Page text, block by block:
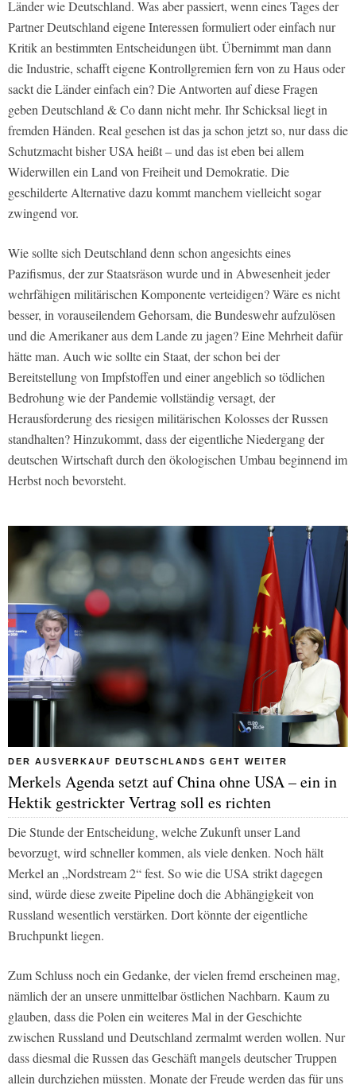
Länder wie Deutschland. Was aber passiert, wenn eines Tages der
Partner Deutschland eigene Interessen formuliert oder einfach nur
Kritik an bestimmten Entscheidungen übt. Übernimmt man dann
die Industrie, schafft eigene Kontrollgremien fern von zu Haus oder
sackt die Länder einfach ein? Die Antworten auf diese Fragen
geben Deutschland & Co dann nicht mehr. Ihr Schicksal liegt in
fremden Händen. Real gesehen ist das ja schon jetzt so, nur dass die
Schutzmacht bisher USA heißt – und das ist eben bei allem
Widerwillen ein Land von Freiheit und Demokratie. Die
geschilderte Alternative dazu kommt manchem vielleicht sogar
zwingend vor.
Wie sollte sich Deutschland denn schon angesichts eines
Pazifismus, der zur Staatsräson wurde und in Abwesenheit jeder
wehrfähigen militärischen Komponente verteidigen? Wäre es nicht
besser, in vorauseilendem Gehorsam, die Bundeswehr aufzulösen
und die Amerikaner aus dem Lande zu jagen? Eine Mehrheit dafür
hätte man. Auch wie sollte ein Staat, der schon bei der
Bereitstellung von Impfstoffen und einer angeblich so tödlichen
Bedrohung wie der Pandemie vollständig versagt, der
Herausforderung des riesigen militärischen Kolosses der Russen
standhalten? Hinzukommt, dass der eigentliche Niedergang der
deutschen Wirtschaft durch den ökologischen Umbau beginnend im
Herbst noch bevorsteht.
DER AUSVERKAUF DEUTSCHLANDS GEHT WEITER
Merkels Agenda setzt auf China ohne USA – ein in
Hektik gestrickter Vertrag soll es richten
Die Stunde der Entscheidung, welche Zukunft unser Land
bevorzugt, wird schneller kommen, als viele denken. Noch hält
Merkel an „Nordstream 2“ fest. So wie die USA strikt dagegen
sind, würde diese zweite Pipeline doch die Abhängigkeit von
Russland wesentlich verstärken. Dort könnte der eigentliche
Bruchpunkt liegen.
Zum Schluss noch ein Gedanke, der vielen fremd erscheinen mag,
nämlich der an unsere unmittelbar östlichen Nachbarn. Kaum zu
glauben, dass die Polen ein weiteres Mal in der Geschichte
zwischen Russland und Deutschland zermalmt werden wollen. Nur
dass diesmal die Russen das Geschäft mangels deutscher Truppen
allein durchziehen müssten. Monate der Freude werden das für uns